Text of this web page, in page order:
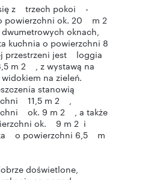
się z trzech pokoi -
powierzchni ok. 20 m 2
oknach,
kuchnia o powierzchni 8
przestrzeni jest loggia
m 2 , z wystawą na
na zieleń.
stanowią
11,5 m 2 ,
ok. 9 m 2 , a także
ok. 9 m 2 i
o powierzchni 6,5 m
doświetlone,